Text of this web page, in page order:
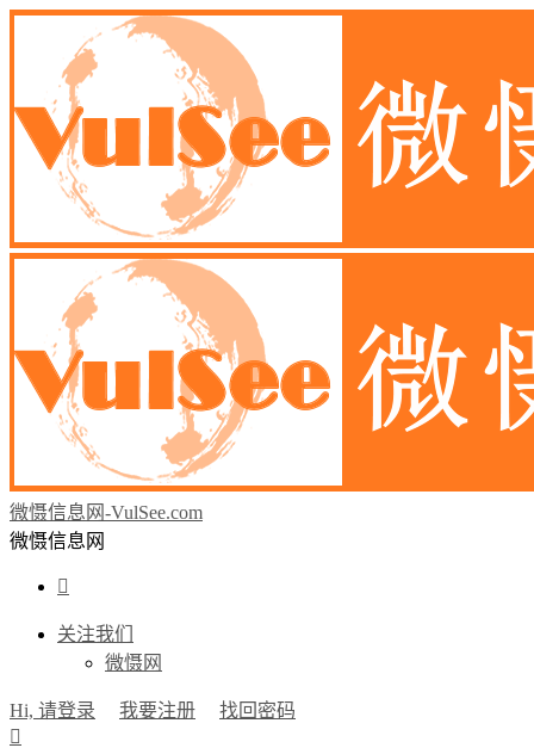
微慑信息网-VulSee.com
微慑信息网

关注我们
微慑网
Hi, 请登录 我要注册
找回密码
